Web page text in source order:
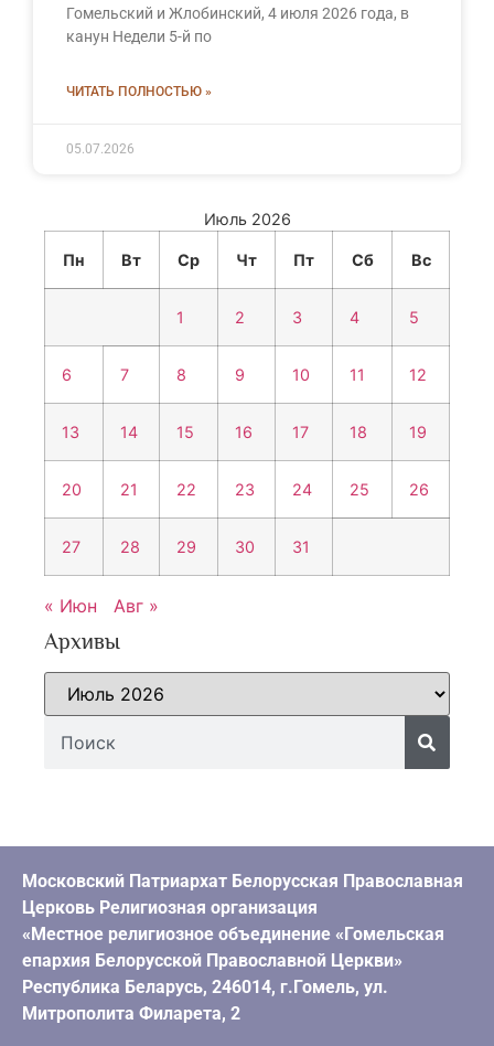
Гомельский и Жлобинский, 4 июля 2026 года, в
канун Недели 5-й по
ЧИТАТЬ ПОЛНОСТЬЮ »
05.07.2026
Июль 2026
Пн Вт Ср Чт Пт Сб Вс
1 2 3 4 5
6 7 8 9 10 11 12
13 14 15 16 17 18 19
20 21 22 23 24 25 26
27 28 29 30 31
« Июн Авг »
Архивы
Московский Патриархат Белорусская Православная
Церковь Религиозная организация
«Местное религиозное объединение «Гомельская
епархия Белорусской Православной Церкви»
Республика Беларусь, 246014, г.Гомель, ул.
Митрополита Филарета, 2